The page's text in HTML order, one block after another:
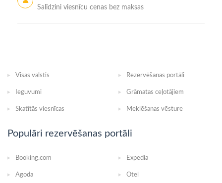
Salīdzini viesnīcu cenas bez maksas
Visas valstis Rezervēšanas portāli
Ieguvumi Grāmatas ceļotājiem
Skatītās viesnīcas Meklēšanas vēsture
Populāri rezervēšanas portāli
Booking.com Expedia
Agoda Otel